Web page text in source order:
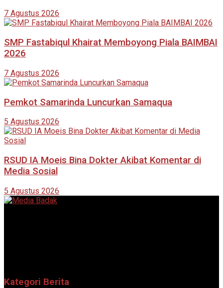
7 Agustus 2026
SMP Fastabiqul Khairat Memboyong Piala BAIMBAI
2026
7 Agustus 2026
Pemkot Samarinda Luncurkan Samaqua
5 Agustus 2026
RSUD IA Moeis Bina Dokter Akibat Komentar di
Media Sosial
5 Agustus 2026
Kategori Berita